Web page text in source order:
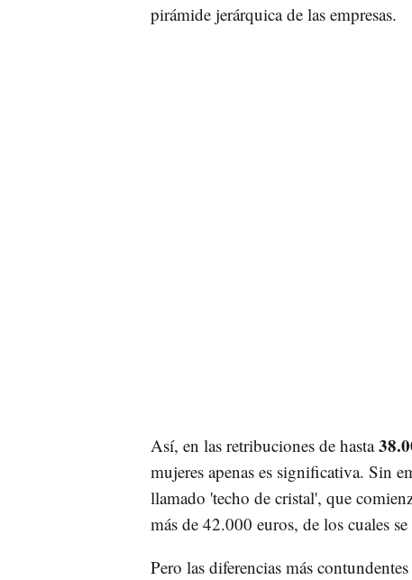
pirámide jerárquica de las empresas.
Así, en las retribuciones de hasta
mujeres apenas es significativa. Sin
llamado 'techo de cristal', que
más de 42.000 euros, de los cuales
Pero las diferencias más